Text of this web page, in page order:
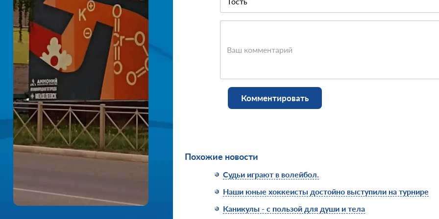
Ваш комментарий
Комментировать
Похожие новости
Судьи играют в волейбол.
Наши юные хоккеисты достойно выступили на турнире
Каникулы - с пользой для души и тела